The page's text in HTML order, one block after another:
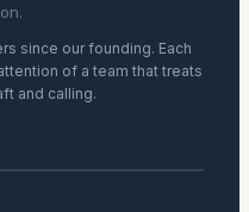
since our founding. Each
of a team that treats
and calling.